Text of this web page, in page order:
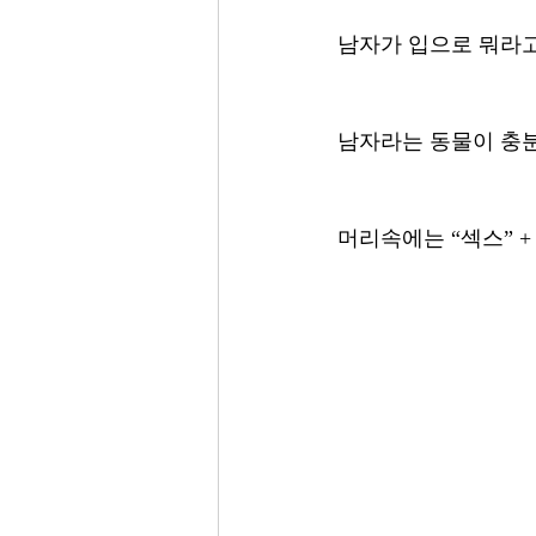
남자가 입으로 뭐라
남자라는 동물이 충
머리속에는 “섹스”